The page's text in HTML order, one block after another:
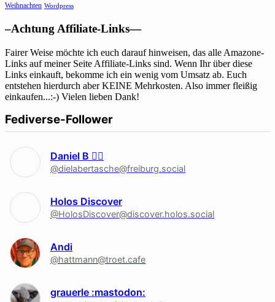
Weihnachten Wordpress
–Achtung Affiliate-Links—
Fairer Weise möchte ich euch darauf hinweisen, das alle Amazone-
Links auf meiner Seite Affiliate-Links sind. Wenn Ihr über diese
Links einkauft, bekomme ich ein wenig vom Umsatz ab. Euch
entstehen hierdurch aber KEINE Mehrkosten. Also immer fleißig
einkaufen...:-) Vielen lieben Dank!
Fediverse-Follower
Daniel B 🏳‍🌈
@dielabertasche@freiburg.social
Holos Discover
@HolosDiscover@discover.holos.social
Andi
@hattmann@troet.cafe
grauerle :mastodon: